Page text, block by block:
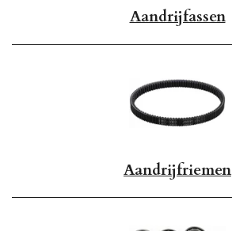
Aandrijfassen
Aandrijfriemen